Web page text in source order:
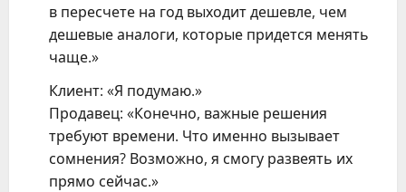
в пересчете на год выходит дешевле, чем
дешевые аналоги, которые придется менять
чаще.»
Клиент: «Я подумаю.»
Продавец: «Конечно, важные решения
требуют времени. Что именно вызывает
сомнения? Возможно, я смогу развеять их
прямо сейчас.»